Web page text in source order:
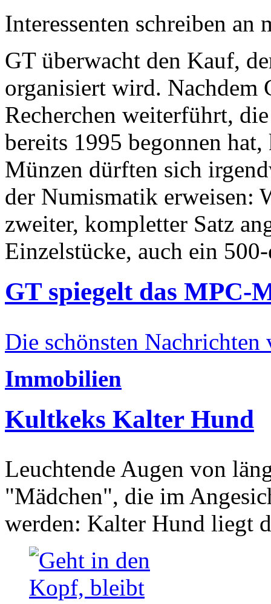
Interessenten schreiben
GT überwacht den Kauf,
organisiert wird. Nachdem
Recherchen weiterführt,
bereits 1995 begonnen
Münzen dürften sich
der Numismatik erweisen:
zweiter, kompletter Satz
Einzelstücke, auch ein
GT spiegelt das MPC-
Die schönsten Nachrichten
Immobilien
Kultkeks Kalter Hund
Leuchtende Augen von
"Mädchen", die im
werden: Kalter Hund liegt